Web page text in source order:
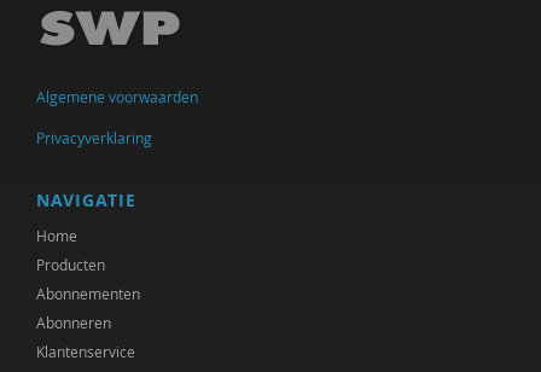
Aetzel Griffioen
Bart Hetebrij
Felix van Hoften
Kees Klomp
Michiel Korthals
Rosemarie Kraanen
Harry Kunneman
Algemene voorwaarden
Privacyverklaring
NAVIGATIE
Home
Producten
Abonnementen
Abonneren
Klantenservice